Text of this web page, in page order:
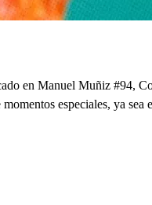
en Manuel Muñiz #94,
especiales, ya